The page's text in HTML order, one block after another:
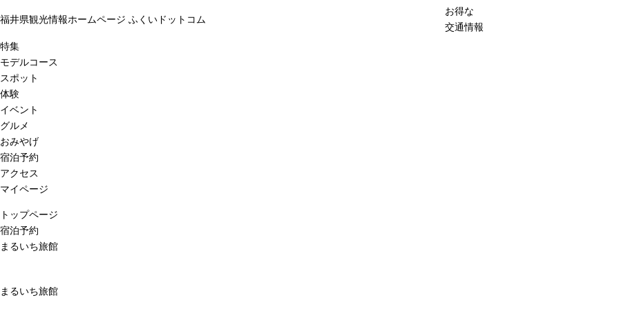
福井県観光情報ホームページ ふくいドットコム
お得な
交通情報
特集
モデルコース
スポット
体験
イベント
グルメ
おみやげ
宿泊予約
アクセス
マイページ
トップページ
宿泊予約
まるいち旅館
まるいち旅館